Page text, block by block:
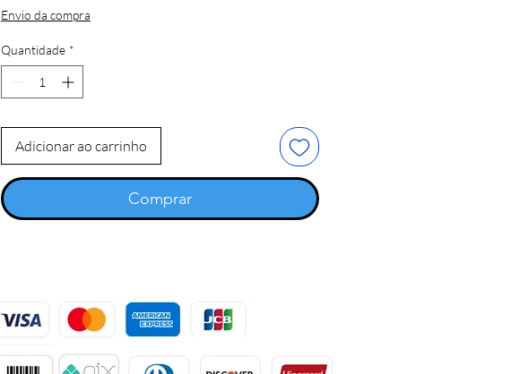
Envio da compra
Quantidade *
Adicionar ao carrinho
Comprar